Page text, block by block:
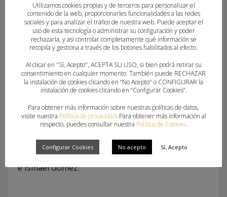
femenina, enclavada en el grupo D junto a Castilla
y León y Navarra, Pep Hierro y Elena Hierro
estarán al frente de un equipo que afronta con
ilusión el campeonato. Francisco Vera y Carlos
Cabrera dirigirán a la selección cadete masculina,
que partirá del grupo C con Extremadura y Murcia
como rivales. La selección juvenil femenina,
dirigida por Marco Box y Hugo Savall, se
enfrentará a Madrid y Extremadura en el grupo B.
Con el combinado juvenil masculino, que se verá
las caras con Andalucía y Cantabria, Mariví Ibáñez
e Ismael Gómez.
Utilizamos cookies propias y de terceros para personalizar el
contenido de la web, proporcionarles funcionalidades a las redes
sociales y para analizar el tráfico de nuestra web. Puede aceptar el
uso de esta tecnología o administrar su configuración y poder
rechazarla, y así controlar completamente qué información se
recopila y gestiona a través de los botones habilitados al efecto.
Al clicar en "Sí, Acepto", ACEPTA SU USO, si bien podrá retirar su
consentimiento en cualquier momento. También puede RECHAZAR
la instalación de cookies clicando en “No Acepto" o CONFIGURAR la
instalación de cookies clicando en “Configurar Cookies”.
Para obtener más información sobre nuestras políticas de datos,
visite nuestra Política de privacidad. Para obtener más información al
respecto, puedes consultar nuestra Política de Cookies.
Configurar Cookies No acepto Sí, Acepto